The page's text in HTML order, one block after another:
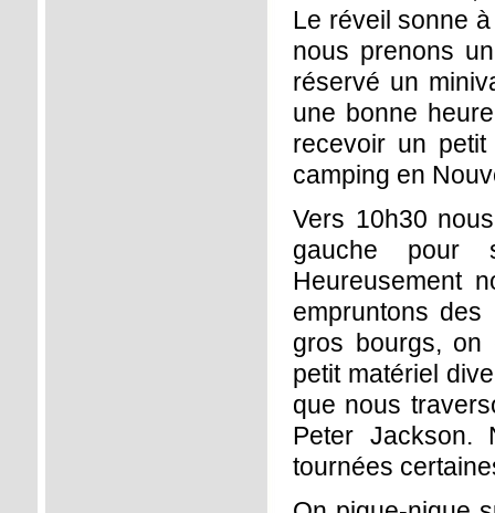
Le réveil sonne
nous prenons
réservé un
une bonne
recevoir un
camping en
Vers 10h30
gauche pour
Heureusement
empruntons
gros bourgs, on
petit matériel
que nous
Peter Jackson.
tournées